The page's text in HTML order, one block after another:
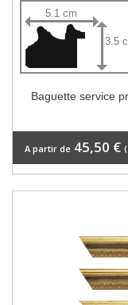
5.1 cm
3.5
Baguette service
A partir de 45,50 €